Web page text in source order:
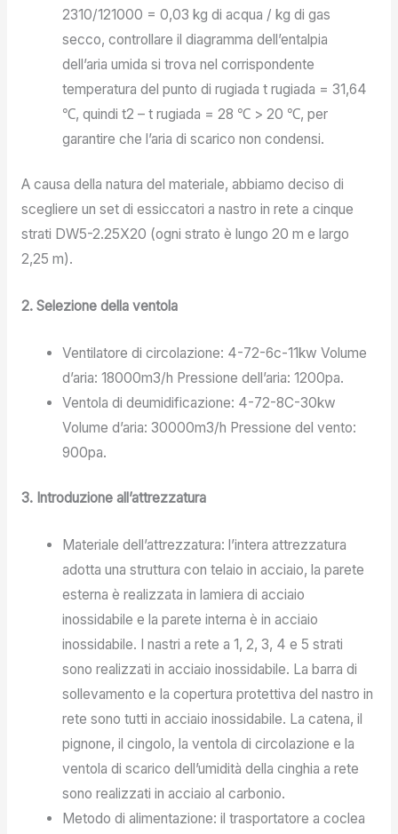
2310/121000 = 0,03 kg di acqua / kg di gas
secco, controllare il diagramma dell’entalpia
dell’aria umida si trova nel corrispondente
temperatura del punto di rugiada t rugiada = 31,64
℃, quindi t2 – t rugiada = 28 ℃ > 20 ℃, per
garantire che l’aria di scarico non condensi.
A causa della natura del materiale, abbiamo deciso di
scegliere un set di essiccatori a nastro in rete a cinque
strati DW5-2.25X20 (ogni strato è lungo 20 m e largo
2,25 m).
2. Selezione della ventola
Ventilatore di circolazione: 4-72-6c-11kw Volume
d’aria: 18000m3/h Pressione dell’aria: 1200pa.
Ventola di deumidificazione: 4-72-8C-30kw
Volume d’aria: 30000m3/h Pressione del vento:
900pa.
3. Introduzione all’attrezzatura
Materiale dell’attrezzatura: l’intera attrezzatura
adotta una struttura con telaio in acciaio, la parete
esterna è realizzata in lamiera di acciaio
inossidabile e la parete interna è in acciaio
inossidabile. I nastri a rete a 1, 2, 3, 4 e 5 strati
sono realizzati in acciaio inossidabile. La barra di
sollevamento e la copertura protettiva del nastro in
rete sono tutti in acciaio inossidabile. La catena, il
pignone, il cingolo, la ventola di circolazione e la
ventola di scarico dell’umidità della cinghia a rete
sono realizzati in acciaio al carbonio.
Metodo di alimentazione: il trasportatore a coclea